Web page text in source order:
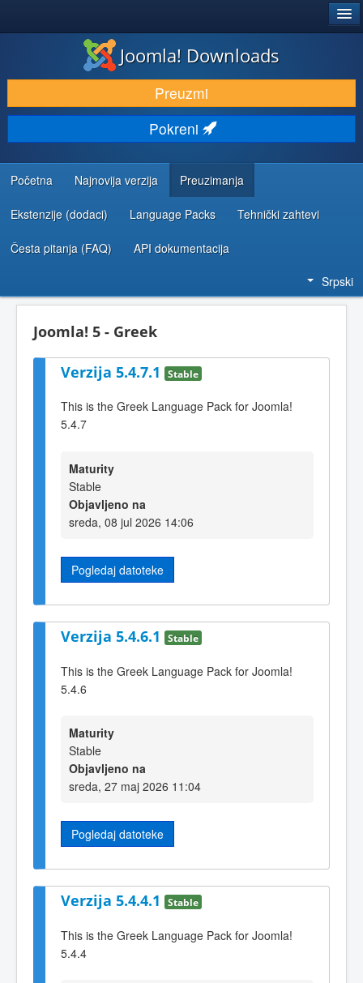
PREUZIMANJE I PROŠIRENJA (EKSTENZIJE)
OTKRIJTE I NAUČITE
ZAJEDNICA I PODRŠKA
RESURSI ZA RAZVOJ
Joomla! Downloads
Preuzmi
Pokreni
Početna Najnovija verzija Preuzimanja
Ekstenzije (dodaci) Language Packs Tehnički zahtevi
Česta pitanja (FAQ) API dokumentacija
Srpski
Joomla! 5 - Greek
Verzija 5.4.7.1 Stable
This is the Greek Language Pack for Joomla!
5.4.7
Maturity
Stable
Objavljeno na
sreda, 08 jul 2026 14:06
Pogledaj datoteke
Verzija 5.4.6.1 Stable
This is the Greek Language Pack for Joomla!
5.4.6
Maturity
Stable
Objavljeno na
sreda, 27 maj 2026 11:04
Pogledaj datoteke
Verzija 5.4.4.1 Stable
This is the Greek Language Pack for Joomla!
5.4.4